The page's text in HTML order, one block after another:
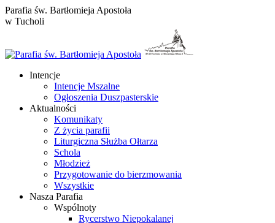
Przewiń
do
Parafia św. Bartłomieja Apostoła
w Tucholi
Intencje
Intencje Mszalne
Ogłoszenia Duszpasterskie
Aktualności
Komunikaty
Z życia parafii
Liturgiczna Służba Ołtarza
Schola
Młodzież
Przygotowanie do bierzmowania
Wszystkie
Nasza Parafia
Wspólnoty
Rycerstwo Niepokalanej